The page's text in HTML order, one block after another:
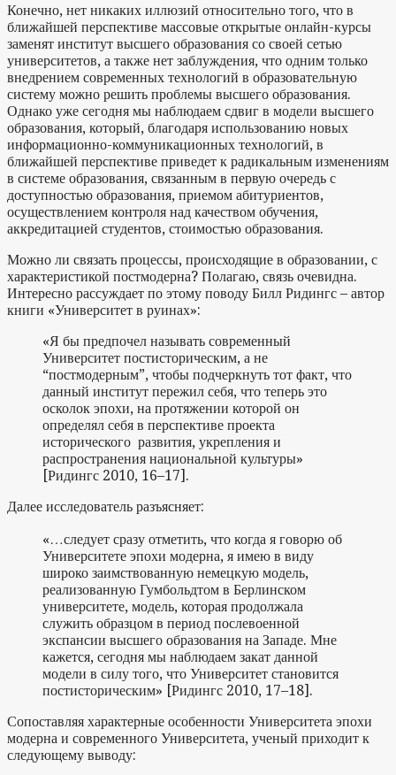
Конечно, нет никаких иллюзий относительно того, что в
ближайшей перспективе массовые открытые онлайн-курсы
заменят институт высшего образования со своей сетью
университетов, а также нет заблуждения, что одним только
внедрением современных технологий в образовательную
систему можно решить проблемы высшего образования.
Однако уже сегодня мы наблюдаем сдвиг в модели высшего
образования, который, благодаря использованию новых
информационно-коммуникационных технологий, в
ближайшей перспективе приведет к радикальным изменениям
в системе образования, связанным в первую очередь с
доступностью образования, приемом абитуриентов,
осуществлением контроля над качеством обучения,
аккредитацией студентов, стоимостью образования.
Можно ли связать процессы, происходящие в образовании, с
характеристикой постмодерна? Полагаю, связь очевидна.
Интересно рассуждает по этому поводу Билл Ридингс – автор
книги «Университет в руинах»:
«Я бы предпочел называть современный
Университет постисторическим, а не
“постмодерным”, чтобы подчеркнуть тот факт, что
данный институт пережил себя, что теперь это
осколок эпохи, на протяжении которой он
определял себя в перспективе проекта
исторического развития, укрепления и
распространения национальной культуры»
[Ридингс 2010, 16–17].
Далее исследователь разъясняет:
«…следует сразу отметить, что когда я говорю об
Университете эпохи модерна, я имею в виду
широко заимствованную немецкую модель,
реализованную Гумбольдтом в Берлинском
университете, модель, которая продолжала
служить образцом в период послевоенной
экспансии высшего образования на Западе. Мне
кажется, сегодня мы наблюдаем закат данной
модели в силу того, что Университет становится
постисторическим» [Ридингс 2010, 17–18].
Сопоставляя характерные особенности Университета эпохи
модерна и современного Университета, ученый приходит к
следующему выводу: